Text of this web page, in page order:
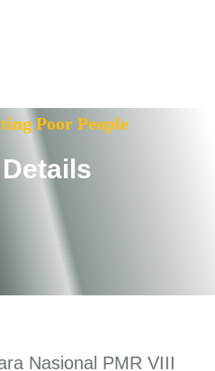
Poor People
Details